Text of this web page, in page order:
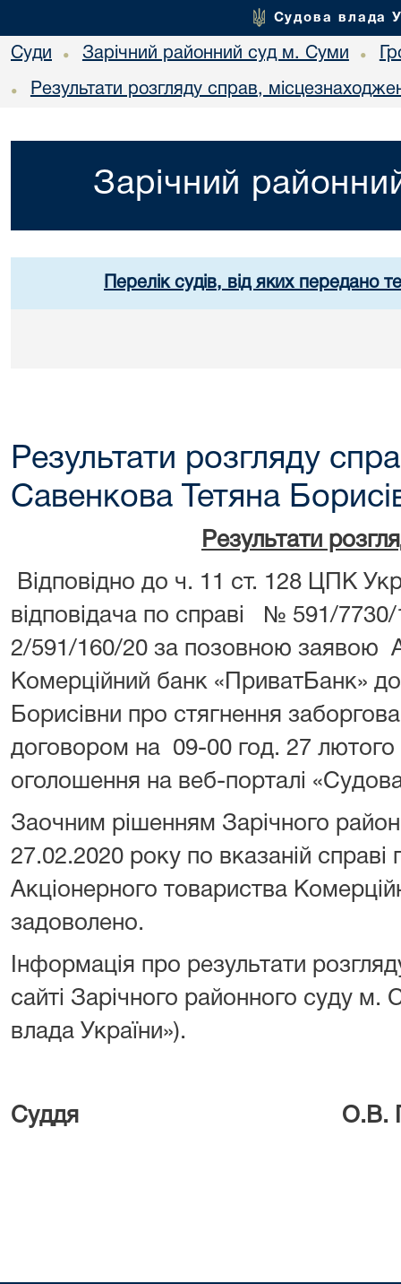
Судова влада
Суди • Зарічний районний суд м. Суми •
• Результати розгляду справ,
Зарічний
Перелік судів, від яких передано
Результати розгляду
Савенкова Тетяна
Результати
Відповідно до ч. 11 ст. 128 ЦПК
відповідача по справі № 591/
2/591/160/20 за позовною заявою
Комерційний банк «ПриватБанк»
Борисівни про стягнення
договором на 09-00 год. 27 лютого
оголошення на веб-порталі
Заочним рішенням Зарічного
27.02.2020 року по вказаній справі
Акціонерного товариства
задоволено.
Інформація про результати
сайті Зарічного районного суду
влада України»).
Суддя О.В.